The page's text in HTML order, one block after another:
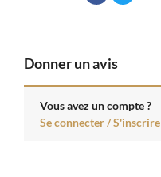
Donner un avis
Vous avez un compte ?
Se connecter / S'inscrire